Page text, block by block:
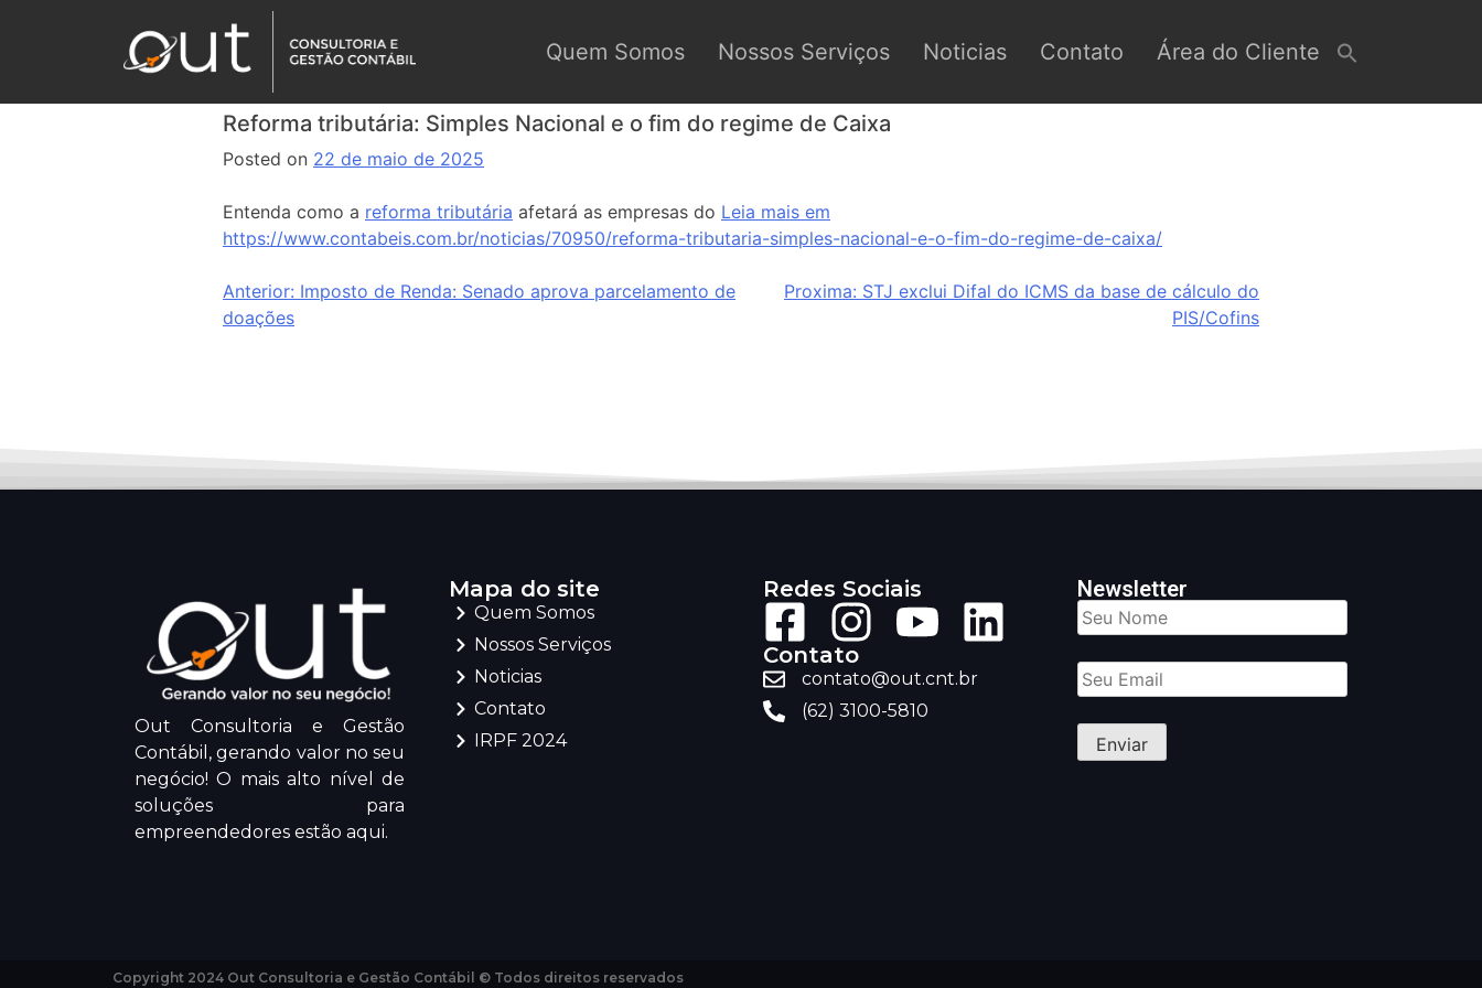
Quem Somos Nossos Serviços Noticias Contato Área do Cliente
Reforma tributária: Simples Nacional e o fim do regime de Caixa
Posted on 22 de maio de 2025
Entenda como a reforma tributária afetará as empresas do Leia mais em
https://www.contabeis.com.br/noticias/70950/reforma-tributaria-simples-nacional-e-o-fim-do-regime-de-caixa/
Anterior: Imposto de Renda: Senado aprova parcelamento de
doações
Proxima: STJ exclui Difal do ICMS da base de cálculo do
PIS/Cofins
Out Consultoria e Gestão
Contábil, gerando valor no seu
negócio! O mais alto nível de
soluções para
empreendedores estão aqui.
Mapa do site
Quem Somos
Nossos Serviços
Noticias
Contato
IRPF 2024
Redes Sociais
Contato
contato@out.cnt.br
(62) 3100-5810
Newsletter
Copyright 2024 Out Consultoria e Gestão Contábil © Todos direitos reservados